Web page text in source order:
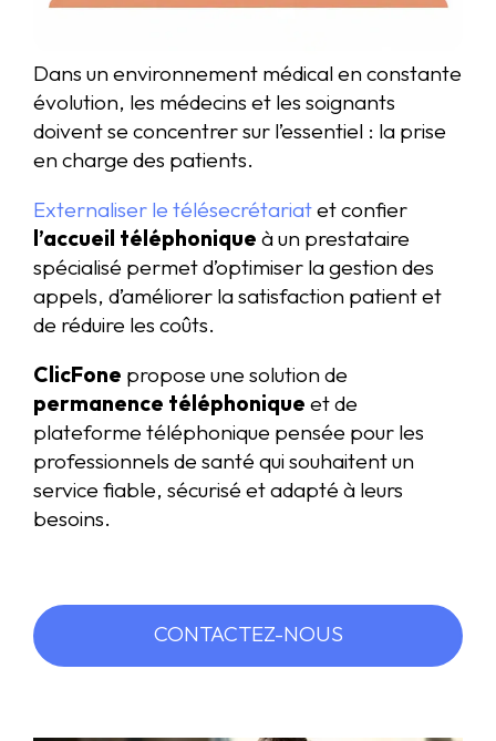
Dans un environnement médical en constante
évolution, les médecins et les soignants
doivent se concentrer sur l’essentiel : la prise
en charge des patients.
Externaliser le télésecrétariatet confier
l’accueil téléphonique à un prestataire
spécialisé permet d’optimiser la gestion des
appels, d’améliorer la satisfaction patient et
de réduire les coûts.
ClicFone propose une solution de
permanence téléphonique et de
plateforme téléphonique pensée pour les
professionnels de santé qui souhaitent un
service fiable, sécurisé et adapté à leurs
besoins.
CONTACTEZ-NOUS